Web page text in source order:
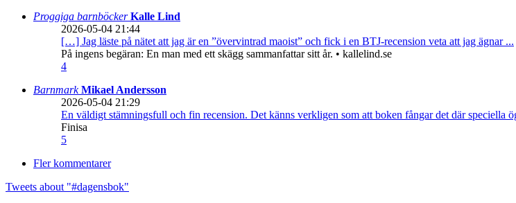
Proggiga barnböckerKalle Lind
2026-05-04 21:44
[…] Jag läste på nätet att jag är en ”övervintrad maoist” och fick i en BTJ-recension veta att jag ägnar ...
På ingens begäran: En man med ett skägg sammanfattar sitt år. • kallelind.se
4
BarnmarkMikael Andersson
2026-05-04 21:29
En väldigt stämningsfull och fin recension. Det känns verkligen som att boken fångar det där speciella
Finisa
5
Fler kommentarer
Tweets about "#dagensbok"